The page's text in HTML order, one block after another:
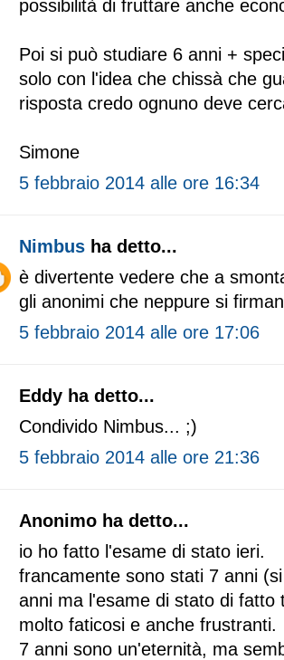
possibilità di fruttare anche
Poi si può studiare 6 anni +
solo con l'idea che chissà che
risposta credo ognuno deve
Simone
5 febbraio 2014 alle ore 16:34
Nimbus ha detto...
è divertente vedere che a
gli anonimi che neppure si
5 febbraio 2014 alle ore 17:06
Eddy ha detto...
Condivido Nimbus... ;)
5 febbraio 2014 alle ore 21:36
Anonimo ha detto...
io ho fatto l'esame di stato ieri.
francamente sono stati 7 anni
anni ma l'esame di stato di fatto
molto faticosi e anche frustranti.
7 anni sono un'eternità, ma